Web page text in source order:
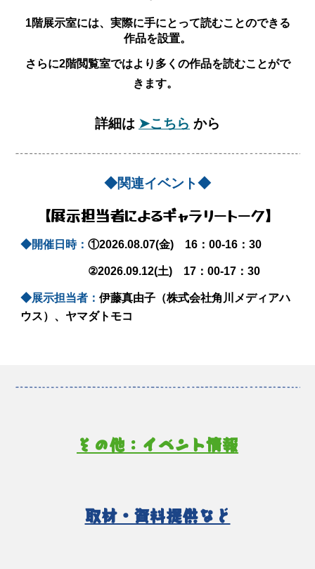
1階展示室には、実際に手にとって読むことのできる
作品を設置。
さらに2階閲覧室ではより多くの作品を読むことがで
きます。
詳細は ➤こちら から
◆関連イベント◆
【展示担当者によるギャラリートーク】
◆開催日時：①2026.08.07(金) 16 ：00-16 ：30
②2026.09.12(土) 17 ：00-17 ：30
◆展示担当者 ：伊藤真由子（株式会社角川メディアハ
ウス）、ヤマダトモコ
その他：イベント情報
取材・資料提供など